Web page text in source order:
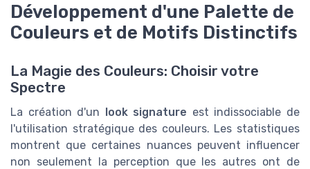
Développement d'une Palette de
Couleurs et de Motifs Distinctifs
La Magie des Couleurs: Choisir votre
Spectre
La création d'un look signature est indissociable de
l'utilisation stratégique des couleurs. Les statistiques
montrent que certaines nuances peuvent influencer
non seulement la perception que les autres ont de